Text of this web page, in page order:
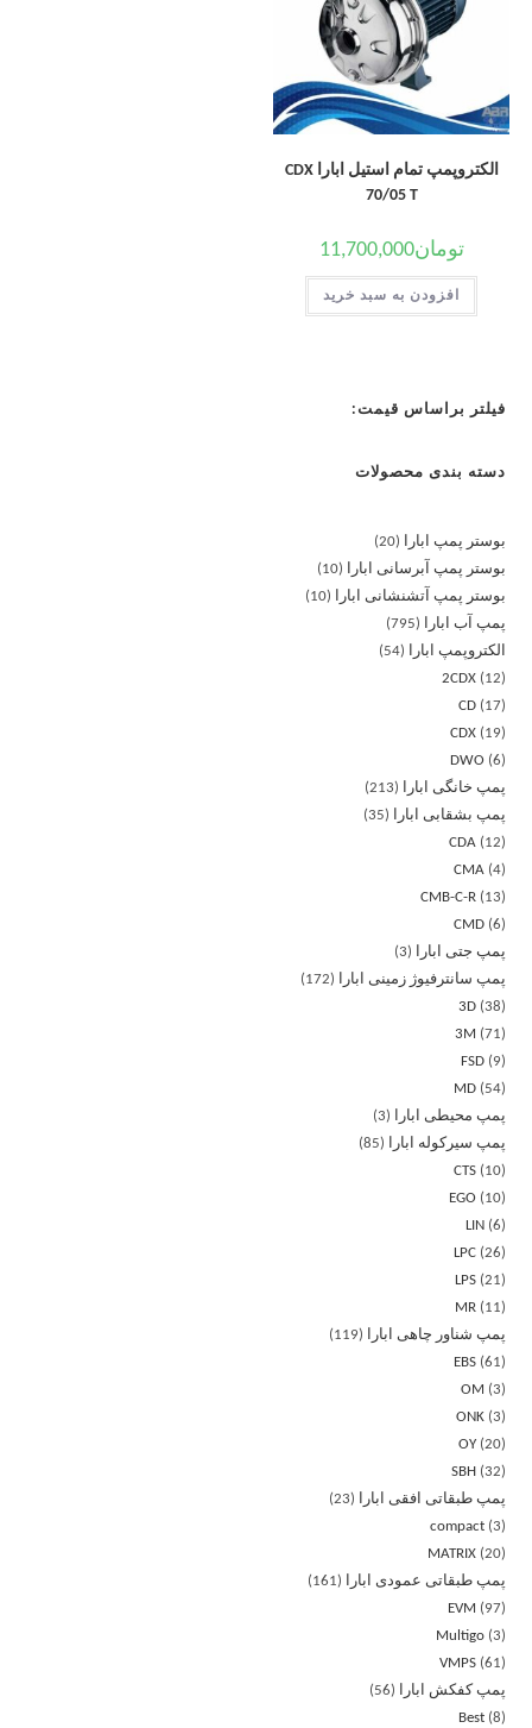
الکتروپمپ تمام استیل ابارا CDX
70/05 T
تومان11,700,000
افزودن به سبد خرید
فیلتر براساس قیمت:
دسته بندی محصولات
بوستر پمپ ابارا
20
بوستر پمپ آبرسانی ابارا
10
بوستر پمپ آتشنشانی ابارا
10
پمپ آب ابارا
795
الکتروپمپ ابارا
54
2CDX
12
CD
17
CDX
19
DWO
6
پمپ خانگی ابارا
213
پمپ بشقابی ابارا
35
CDA
12
CMA 4
CMB-C-R
13
CMD 6
پمپ جتی ابارا
3
پمپ سانترفیوژ زمینی ابارا
172
3D 38
3M
71
FSD
9
MD
54
پمپ محیطی ابارا
3
پمپ سیرکوله ابارا
85
CTS
10
EGO
10
LIN
6
LPC 26
LPS 21
MR
11
پمپ شناور چاهی ابارا
119
EBS 61
OM
3
ONK 3
OY 20
SBH
32
پمپ طبقاتی افقی ابارا
23
compact 3
MATRIX 20
پمپ طبقاتی عمودی ابارا
161
EVM
97
Multigo 3
VMPS 61
پمپ کفکش ابارا
56
Best 8